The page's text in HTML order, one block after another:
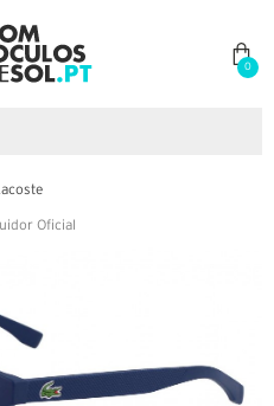
0
Oficial